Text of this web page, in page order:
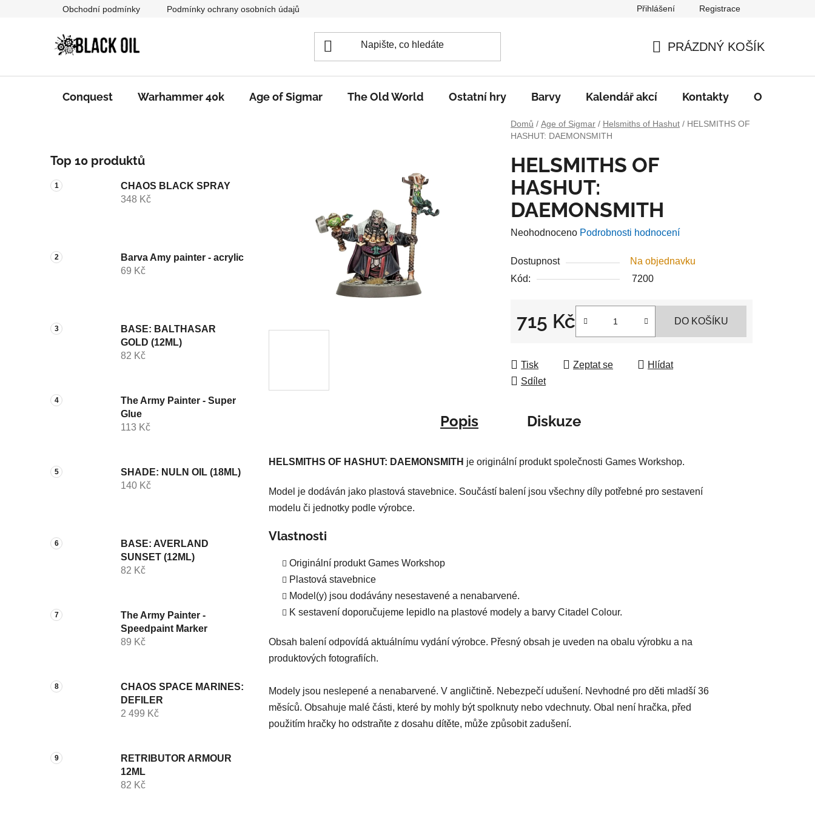
Obchodní podmínky Podmínky ochrany osobních údajů Přihlášení Registrace
KOŠÍK
PRÁZDNÝ KOŠÍK
Conquest Warhammer 40k Age of Sigmar The Old World Ostatní hry Barvy Kalendář akcí Kontakty O nás
Domů / Age of Sigmar / Helsmiths of Hashut / HELSMITHS OF
HASHUT: DAEMONSMITH
o
s
t
n
n
e
Top 10 produktů
CHAOS BLACK SPRAY
348 Kč
Barva Amy painter - acrylic
69 Kč
BASE: BALTHASAR
GOLD (12ML)
82 Kč
The Army Painter - Super
Glue
113 Kč
SHADE: NULN OIL (18ML)
140 Kč
BASE: AVERLAND
SUNSET (12ML)
82 Kč
The Army Painter -
Speedpaint Marker
89 Kč
CHAOS SPACE MARINES:
DEFILER
2 499 Kč
RETRIBUTOR ARMOUR
12ML
82 Kč
HELSMITHS OF
HASHUT:
DAEMONSMITH
Průměrné
produktu
je
Neohodnoceno Podrobnosti hodnocení
Dostupnost
Na objednavku
Kód:
7200
715 Kč DO KOŠÍKU
Tisk Zeptat se
Hlídat
Sdílet
Popis Diskuze
HELSMITHS OF HASHUT: DAEMONSMITH je originální produkt společnosti Games Workshop.
Model je dodáván jako plastová stavebnice. Součástí balení jsou všechny díly potřebné pro sestavení
modelu či jednotky podle výrobce.
Vlastnosti
Originální produkt Games Workshop
Plastová stavebnice
Model(y) jsou dodávány nesestavené a nenabarvené.
K sestavení doporučujeme lepidlo na plastové modely a barvy Citadel Colour.
Obsah balení odpovídá aktuálnímu vydání výrobce. Přesný obsah je uveden na obalu výrobku a na
produktových fotografiích.
Modely jsou neslepené a nenabarvené. V angličtině. Nebezpečí udušení. Nevhodné pro děti mladší 36
měsíců. Obsahuje malé části, které by mohly být spolknuty nebo vdechnuty. Obal není hračka, před
použitím hračky ho odstraňte z dosahu dítěte, může způsobit zadušení.